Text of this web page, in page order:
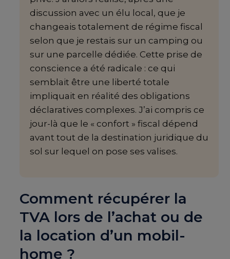
discussion avec un élu local, que je
changeais totalement de régime fiscal
selon que je restais sur un camping ou
sur une parcelle dédiée. Cette prise de
conscience a été radicale : ce qui
semblait être une liberté totale
impliquait en réalité des obligations
déclaratives complexes. J’ai compris ce
jour-là que le « confort » fiscal dépend
avant tout de la destination juridique du
sol sur lequel on pose ses valises.
Comment récupérer la
TVA lors de l’achat ou de
la location d’un mobil-
home ?